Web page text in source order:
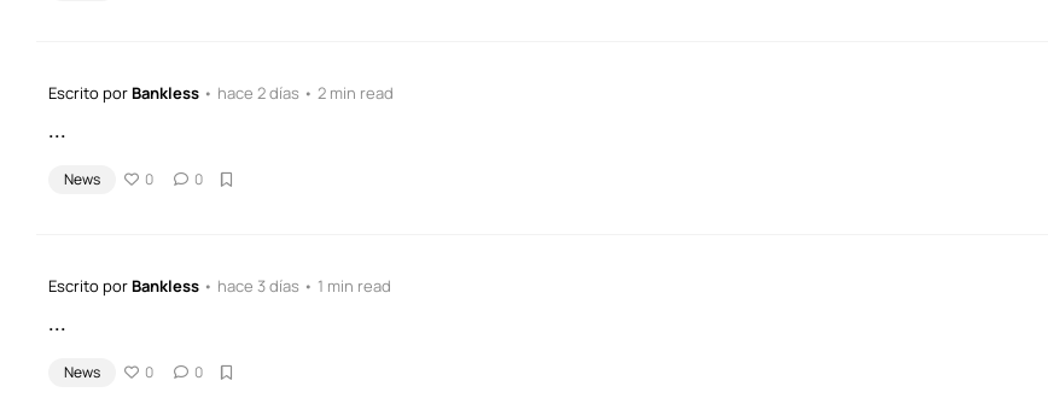
Escrito porBankless • hace 2 días • 2 min read
...
News 0 0
Escrito porBankless • hace 3 días • 1 min read
...
News 0 0